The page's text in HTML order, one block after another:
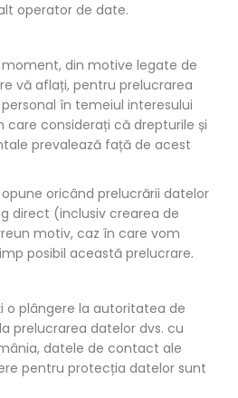
operator de date.
din motive legate de
vă aflați, pentru prelucrarea
în temeiul interesului
care considerați că drepturile și
prevalează față de acest
oricând prelucrării datelor
direct (inclusiv crearea de
motiv, caz în care vom
posibil această prelucrare.
o plângere la autoritatea de
prelucrarea datelor dvs. cu
datele de contact ale
pentru protecția datelor sunt